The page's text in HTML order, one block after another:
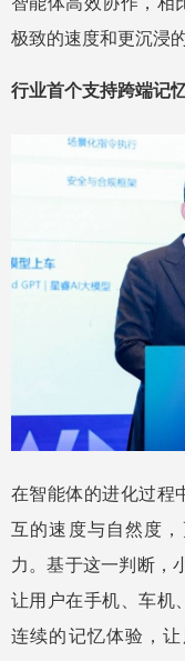
极致的速度和更沉浸
行业首个支持跨端记
在智能体的进化过程
互的速度与自然度
力。基于这一判断，
让用户在手机、车机
连续的记忆体验，